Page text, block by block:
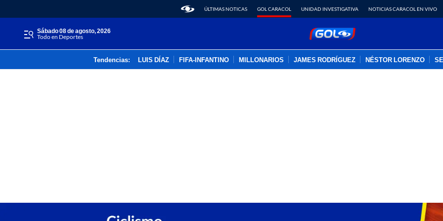
ÚLTIMAS NOTICAS GOL CARACOL UNIDAD INVESTIGATIVA NOTICIAS CARACOL EN VIVO
sábado 08 de agosto, 2026
Todo en Deportes
Tendencias: LUIS DÍAZ FIFA-INFANTINO MILLONARIOS JAMES RODRÍGUEZ NÉSTOR LORENZO